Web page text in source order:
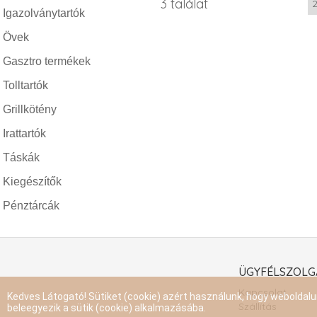
Igazolványtartók
Övek
Gasztro termékek
Tolltartók
Grillkötény
Irattartók
Táskák
Kiegészítők
Pénztárcák
3 találat
Kapcsolat
Szállítás
Kedves Látogató! Sütiket (cookie) azért használunk, hogy
beleegyezik a sütik (cookie) alkalmazásába.